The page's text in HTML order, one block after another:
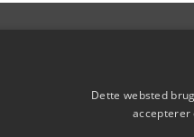
Dette websted
accepterer